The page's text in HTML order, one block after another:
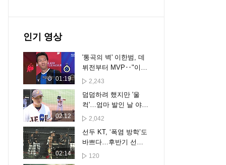
인기 영상
01:19
'통곡의 벽' 이한범, 데
뷔전부터 MVP‥"이름
기억해둘게요"
2,243
02:12
덤덤하려 했지만 '울
컥'…엄마 발인 날 야구
장 선 아들의 진심
2,042
02:14
선두 KT, ‘폭염 방학’도
바쁘다…후반기 선두
수성 준비
120